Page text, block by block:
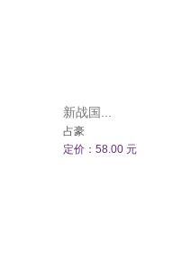
新战国...
占豪
定价：58.00 元